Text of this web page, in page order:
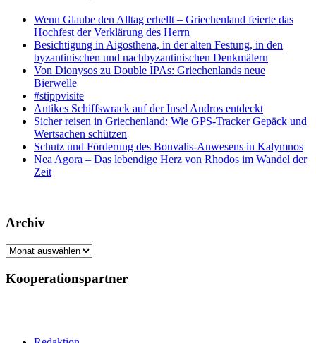
Wenn Glaube den Alltag erhellt – Griechenland feierte das
Hochfest der Verklärung des Herrn
Besichtigung in Aigosthena, in der alten Festung, in den
byzantinischen und nachbyzantinischen Denkmälern
Von Dionysos zu Double IPAs: Griechenlands neue
Bierwelle
#stippvisite
Antikes Schiffswrack auf der Insel Andros entdeckt
Sicher reisen in Griechenland: Wie GPS-Tracker Gepäck und
Wertsachen schützen
Schutz und Förderung des Bouvalis-Anwesens in Kalymnos
Nea Agora – Das lebendige Herz von Rhodos im Wandel der
Zeit
Archiv
Archiv
Kooperationspartner